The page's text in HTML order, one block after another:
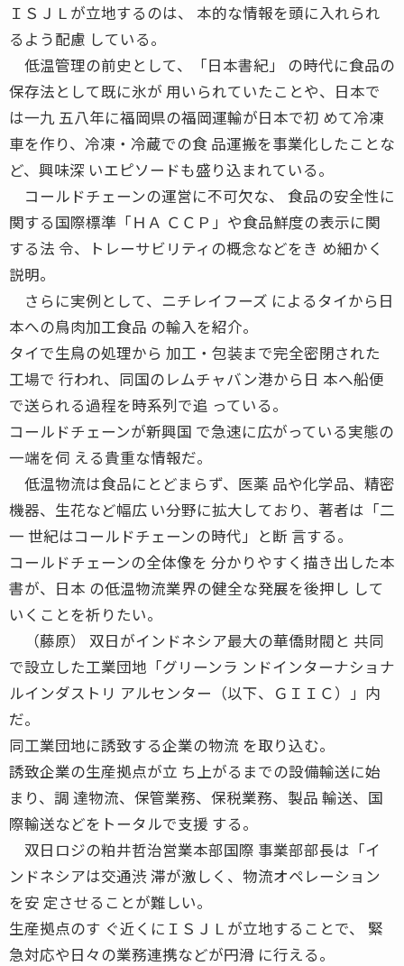
ＩＳＪＬが立地するのは、 本的な情報を頭に入れられ
るよう配慮 している。
低温管理の前史として、「日本書紀」 の時代に食品の
保存法として既に氷が 用いられていたことや、日本で
は一九 五八年に福岡県の福岡運輸が日本で初 めて冷凍
車を作り、冷凍・冷蔵での食 品運搬を事業化したことな
ど、興味深 いエピソードも盛り込まれている。
コールドチェーンの運営に不可欠な、 食品の安全性に
関する国際標準「ＨＡ ＣＣＰ」や食品鮮度の表示に関
する法 令、トレーサビリティの概念などをき め細かく
説明。
さらに実例として、ニチレイフーズ によるタイから日
本への鳥肉加工食品 の輸入を紹介。
タイで生鳥の処理から 加工・包装まで完全密閉された
工場で 行われ、同国のレムチャバン港から日 本へ船便
で送られる過程を時系列で追 っている。
コールドチェーンが新興国 で急速に広がっている実態の
一端を伺 える貴重な情報だ。
低温物流は食品にとどまらず、医薬 品や化学品、精密
機器、生花など幅広 い分野に拡大しており、著者は「二
一 世紀はコールドチェーンの時代」と断 言する。
コールドチェーンの全体像を 分かりやすく描き出した本
書が、日本 の低温物流業界の健全な発展を後押し して
いくことを祈りたい。
（藤原） 双日がインドネシア最大の華僑財閥と 共同
で設立した工業団地「グリーンラ ンドインターナショナ
ルインダストリ アルセンター（以下、ＧＩＩＣ）」内
だ。
同工業団地に誘致する企業の物流 を取り込む。
誘致企業の生産拠点が立 ち上がるまでの設備輸送に始
まり、調 達物流、保管業務、保税業務、製品 輸送、国
際輸送などをトータルで支援 する。
双日ロジの粕井哲治営業本部国際 事業部部長は「イ
ンドネシアは交通渋 滞が激しく、物流オペレーション
を安 定させることが難しい。
生産拠点のす ぐ近くにＩＳＪＬが立地することで、 緊
急対応や日々の業務連携などが円滑 に行える。